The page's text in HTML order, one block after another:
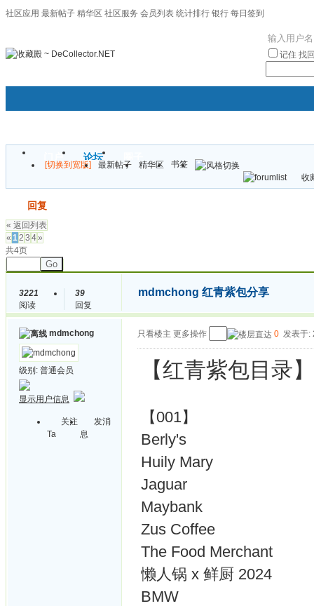
社区应用 最新帖子 精华区 社区服务 会员列表 统计排行 银行 每日签到
记住 找
门户 论坛
[切换到宽版] 最新帖子 精华区
书签
收
回复
« 返回列表
« 12 3 4»
共4页
Go
3221
阅读
39
回复
mdmchong 红青紫包分享
mdmchong
级别: 普通会员
显示用户信息
关注
Ta
发消
息
只看楼主 更多操作 0 发表于:
【红青紫包目录】
【001】
Berly's
Huily Mary
Jaguar
Maybank
Zus Coffee
The Food Merchant
懒人锅 x 鲜厨 2024
BMW